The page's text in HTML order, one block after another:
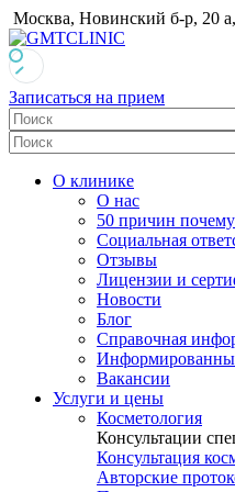
Москва, Новинский б-р, 20
Записаться на прием
О клинике
О нас
50 причин
Социальная
Отзывы
Лицензии и
Новости
Блог
Справочная
Вакансии
Услуги и цены
Косметология
Консультации
Консультация
Авторские